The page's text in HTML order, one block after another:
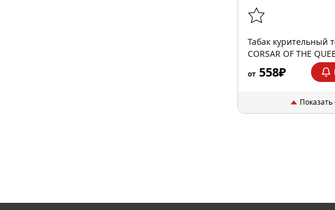
Табак курительный
CORSAR OF THE
35гр
от 558₽